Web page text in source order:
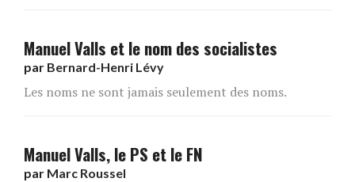
Manuel Valls et le nom des socialistes
par Bernard-Henri Lévy
Les noms ne sont jamais seulement des noms.
Manuel Valls, le PS et le FN
par Marc Roussel